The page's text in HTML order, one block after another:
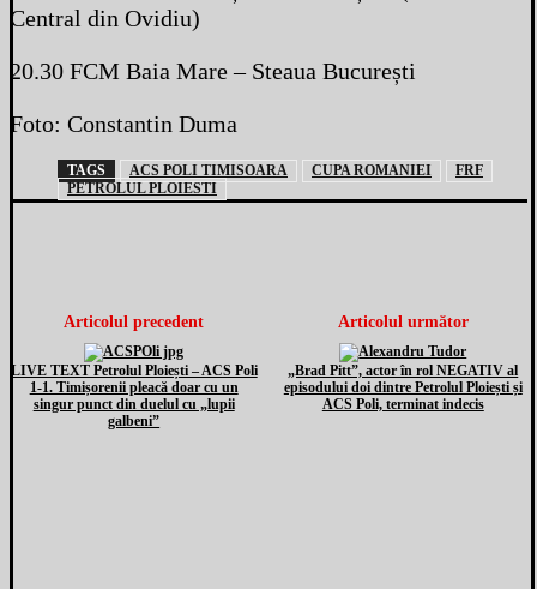
Central din Ovidiu)
20.30 FCM Baia Mare – Steaua București
Foto: Constantin Duma
TAGS ACS POLI TIMISOARA CUPA ROMANIEI
FRF
PETROLUL PLOIESTI
Articolul precedent
LIVE TEXT Petrolul Ploiești – ACS Poli
1-1. Timișorenii pleacă doar cu un
singur punct din duelul cu „lupii
galbeni”
Articolul următor
„Brad Pitt”, actor în rol NEGATIV al
episodului doi dintre Petrolul Ploiești și
ACS Poli, terminat indecis